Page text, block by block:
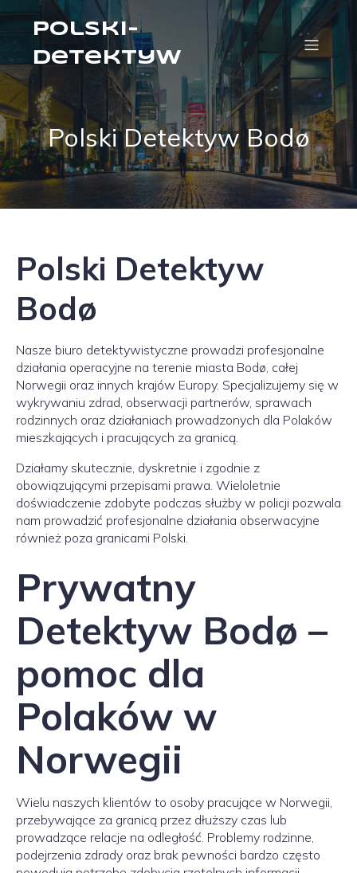
Polski-
Detektyw
Polski Detektyw Bodø
Polski Detektyw
Bodø
Nasze biuro detektywistyczne prowadzi profesjonalne
działania operacyjne na terenie miasta Bodø, całej
Norwegii oraz innych krajów Europy. Specjalizujemy się w
wykrywaniu zdrad, obserwacji partnerów, sprawach
rodzinnych oraz działaniach prowadzonych dla Polaków
mieszkających i pracujących za granicą.
Działamy skutecznie, dyskretnie i zgodnie z
obowiązującymi przepisami prawa. Wieloletnie
doświadczenie zdobyte podczas służby w policji pozwala
nam prowadzić profesjonalne działania obserwacyjne
również poza granicami Polski.
Prywatny
Detektyw Bodø –
pomoc dla
Polaków w
Norwegii
Wielu naszych klientów to osoby pracujące w Norwegii,
przebywające za granicą przez dłuższy czas lub
prowadzące relacje na odległość. Problemy rodzinne,
podejrzenia zdrady oraz brak pewności bardzo często